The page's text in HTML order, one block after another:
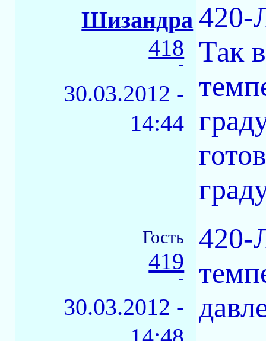
Шизандра
418
-
30.03.2012 -
14:44
420-
Так
Гость
419
-
30.03.2012 -
420-